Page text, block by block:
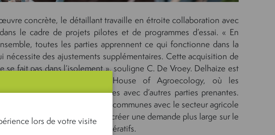
concrète, le détaillant travaille en étroite collaboration avec
le cadre de projets pilotes et de programmes d’essai. « En
toutes les parties apprennent ce qui fonctionne dans la
nécessite des ajustements supplémentaires. Cette acquisition de
se fait pas dans l’isolement », souligne C. De Vroey. Delhaize est
un membre actif de la House of Agroecology, où les
les expériences sont partagées avec d’autres parties prenantes.
ainsi à trouver des solutions communes avec le secteur agricole
les messages et, à terme, à créer une demande plus large sur le
produits plus durables et régénératifs.
lors de votre visite